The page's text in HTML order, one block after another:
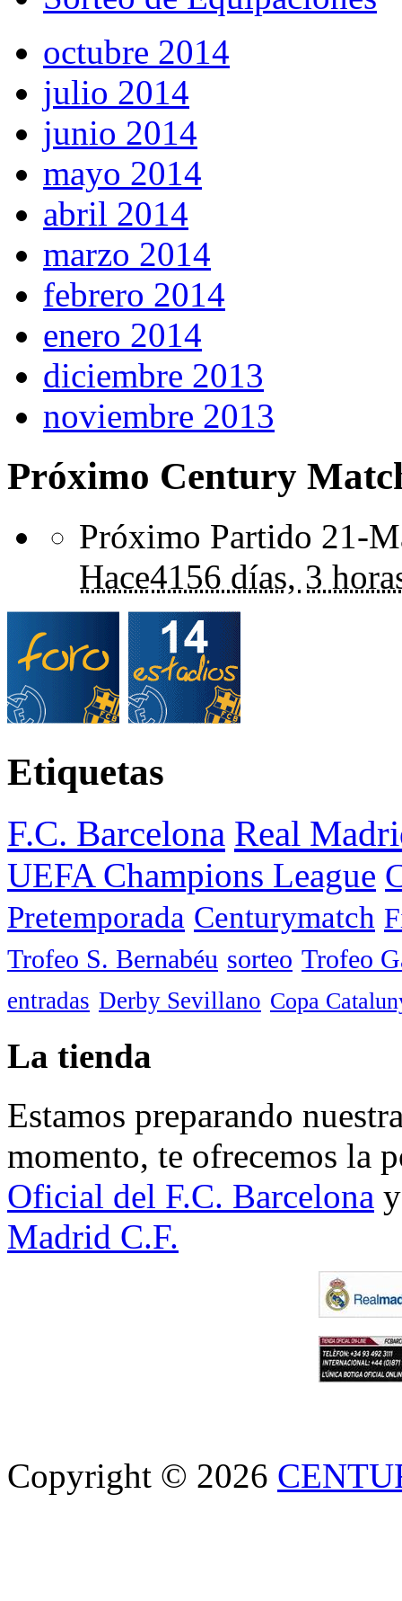
octubre 2014
julio 2014
junio 2014
mayo 2014
abril 2014
marzo 2014
febrero 2014
enero 2014
diciembre 2013
noviembre 2013
Próximo Century
Próximo Partido 21-
Hace4156 días, 3
Etiquetas
F.C. Barcelona Real
UEFA Champions League
Pretemporada Centurymatch
Trofeo S. Bernabéu sorteo Trofeo
entradas Derby Sevillano Copa
La tienda
Estamos preparando
momento, te ofrecemos la
Oficial del F.C. Barcelona
Madrid C.F.
Copyright © 2026